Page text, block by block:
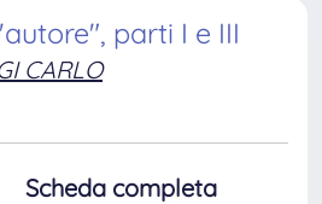
parti I e III
CARLO
Scheda completa